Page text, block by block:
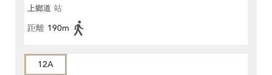
上鄉道 站
距離 190m
12A